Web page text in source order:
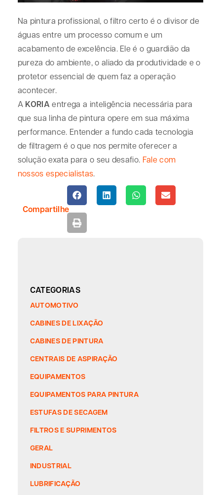
Na pintura profissional, o filtro certo é o divisor de
águas entre um processo comum e um
acabamento de excelência. Ele é o guardião da
pureza do ambiente, o aliado da produtividade e o
protetor essencial de quem faz a operação
acontecer.
A KORIA entrega a inteligência necessária para
que sua linha de pintura opere em sua máxima
performance. Entender a fundo cada tecnologia
de filtragem é o que nos permite oferecer a
solução exata para o seu desafio. Fale com
nossos especialistas.
Compartilhe
CATEGORIAS
AUTOMOTIVO
CABINES DE LIXAÇÃO
CABINES DE PINTURA
CENTRAIS DE ASPIRAÇÃO
EQUIPAMENTOS
EQUIPAMENTOS PARA PINTURA
ESTUFAS DE SECAGEM
FILTROS E SUPRIMENTOS
GERAL
INDUSTRIAL
LUBRIFICAÇÃO